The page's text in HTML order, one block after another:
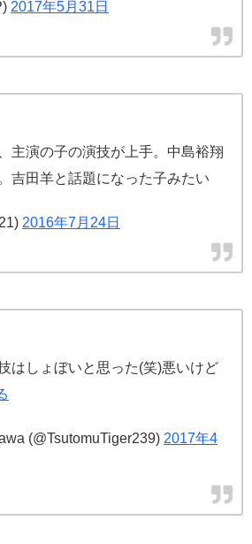
2017年5月31日
主演の子の演技が上手。中島裕翔
吉田羊と話題になった子みたい
2016年7月24日
はしょぼいと思った(笑)悪いけど
(@TsutomuTiger239) 2017年4